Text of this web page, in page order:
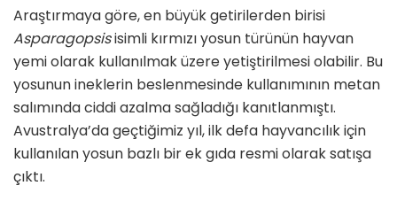
Araştırmaya göre, en büyük getirilerden birisi
Asparagopsisisimli kırmızı yosun türünün hayvan
yemi olarak kullanılmak üzere yetiştirilmesi olabilir. Bu
yosunun ineklerin beslenmesinde kullanımının metan
salımında ciddi azalma sağladığı kanıtlanmıştı.
Avustralya’da geçtiğimiz yıl, ilk defa hayvancılık için
kullanılan yosun bazlı bir ek gıda resmi olarak satışa
çıktı.